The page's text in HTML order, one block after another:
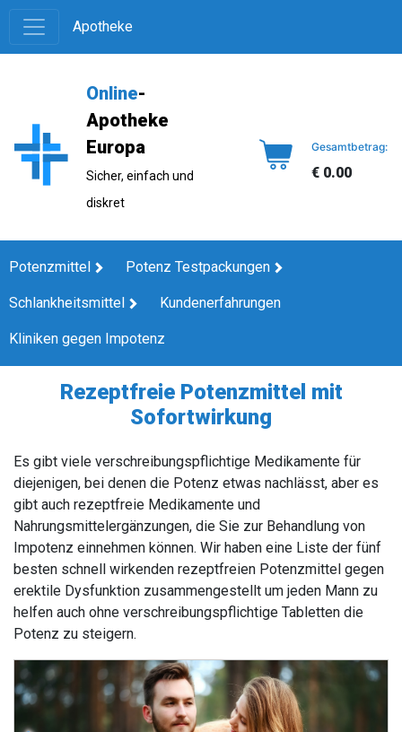
Apotheke
Online-
Apotheke
Europa
Sicher, einfach und
diskret
Gesamtbetrag:
€ 0.00
Potenzmittel Potenz Testpackungen
Schlankheitsmittel Kundenerfahrungen
Kliniken gegen Impotenz
Rezeptfreie Potenzmittel mit
Sofortwirkung
Es gibt viele verschreibungspflichtige Medikamente für
diejenigen, bei denen die Potenz etwas nachlässt, aber es
gibt auch rezeptfreie Medikamente und
Nahrungsmittelergänzungen, die Sie zur Behandlung von
Impotenz einnehmen können. Wir haben eine Liste der fünf
besten schnell wirkenden rezeptfreien Potenzmittel gegen
erektile Dysfunktion zusammengestellt um jeden Mann zu
helfen auch ohne verschreibungspflichtige Tabletten die
Potenz zu steigern.